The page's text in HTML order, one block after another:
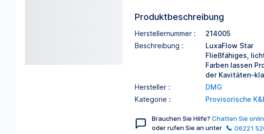
Produktbeschreibung
Herstellernummer :
214005
Beschreibung :
LuxaFlow Star
Fließfähiges,
Farben lassen
der Kavitäten-
Hersteller :
DMG
Kategorie :
Provisorische
Brauchen Sie Hilfe? Chatten Sie
oder rufen Sie an unter
06221